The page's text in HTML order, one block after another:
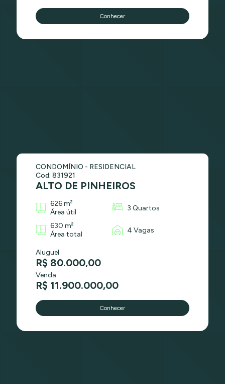
Conhecer
CONDOMÍNIO - RESIDENCIAL
Cod: 831921
ALTO DE PINHEIROS
626 m²
Área útil
3 Quartos
630 m²
Área total
4 Vagas
Aluguel
R$ 80.000,00
Venda
R$ 11.900.000,00
Conhecer